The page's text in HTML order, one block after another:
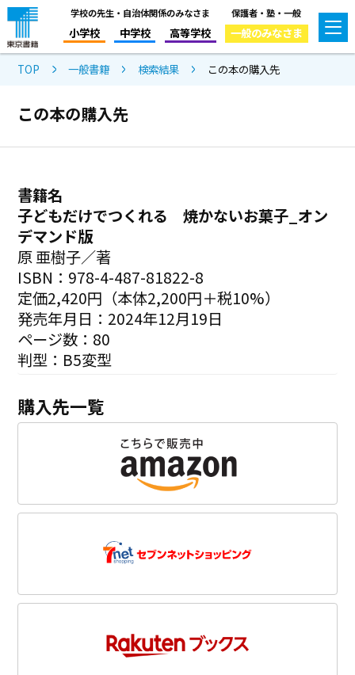
学校の先生・自治体関係のみなさま
小学校 中学校 高等学校
保護者・塾・一般
一般のみなさま
TOP 一般書籍 検索結果 この本の購入先
この本の購入先
書籍名
子どもだけでつくれる 焼かないお菓子_オン
デマンド版
原 亜樹子／著
ISBN：978-4-487-81822-8
定価2,420円（本体2,200円＋税10%）
発売年月日：2024年12月19日
ページ数：80
判型：B5変型
購入先一覧